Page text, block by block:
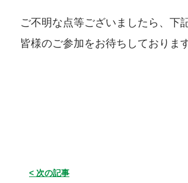
ご不明な点等ございましたら、下
皆様のご参加をお待ちしております
< 次の記事